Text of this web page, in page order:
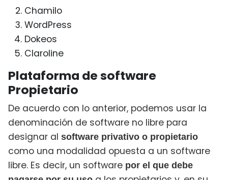
Chamilo
WordPress
Dokeos
Claroline
Plataforma de software
Propietario
De acuerdo con lo anterior, podemos usar la
denominación de software no libre para
designar al software privativo o propietario
como una modalidad opuesta a un software
libre. Es decir, un software por el que debe